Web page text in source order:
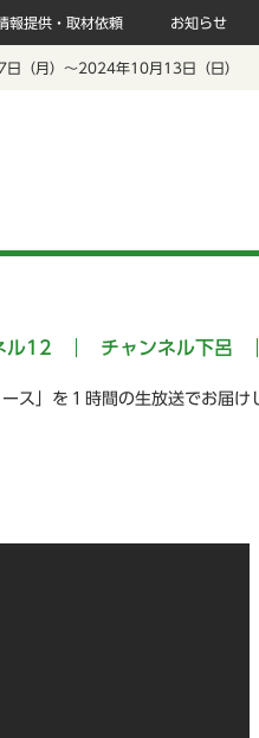
報提供・取材依頼 お知らせ
（月）～2024年10月13日（日）
ル12 チャンネル下呂
ス」を１時間の生放送でお届